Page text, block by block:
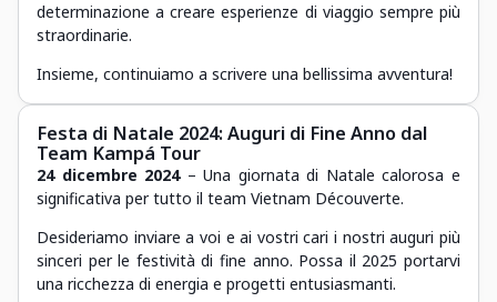
determinazione a creare esperienze di viaggio sempre più
straordinarie.
Insieme, continuiamo a scrivere una bellissima avventura!
Festa di Natale 2024: Auguri di Fine Anno dal
Team Kampá Tour
24 dicembre 2024– Una giornata di Natale calorosa e
significativa per tutto il team Vietnam Découverte.
Desideriamo inviare a voi e ai vostri cari i nostri auguri più
sinceri per le festività di fine anno. Possa il 2025 portarvi
una ricchezza di energia e progetti entusiasmanti.